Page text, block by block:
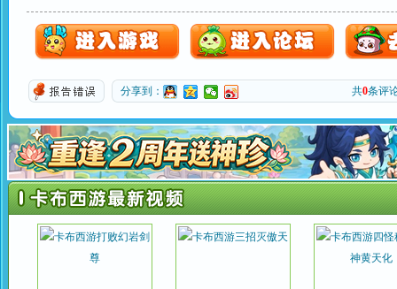
分享到： 共0条评